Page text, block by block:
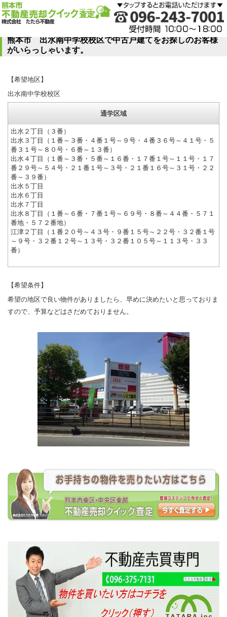
熊本市 出水南中学校校区で中古戸建てをお探しのお客様
がいらっしゃいます。
【希望地区】
出水南中学校校区
通学区域
出水２丁目（３番）
出水３丁目（１番～３番・４番１号～９号・４番３６号～４１号・５
番３１号～８０号・６番～１３番）
出水４丁目（１番～３番・５番～１６番・１７番１号～１１号・１７
番２９号～５４号・２１番１号～３号・２１番１６号～３１号・２２
番～３９番）
出水５丁目
出水６丁目
出水７丁目
出水８丁目（１番～６番・７番１号～６９号・８番～４４番・５７１
番地・５７２番地）
江津２丁目（１番２０号～４３号・９番１５号～２２号・３２番１号
～９号・３２番１２号～１３号・３２番１０５号～１１３号・３３
番）
【希望条件】
希望の地区で良い物件がありましたら、早めに決めたいと思っておりま
すので、予算などはさだめておりません。